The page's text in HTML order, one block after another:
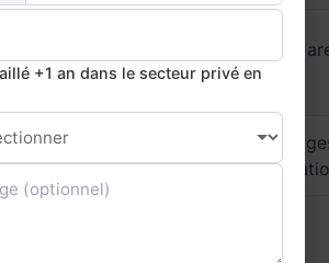
Grande
Blue chip stocks
less risky
Capitalisation
boursière
Apple has the
market
+1 an dans le secteur privé en